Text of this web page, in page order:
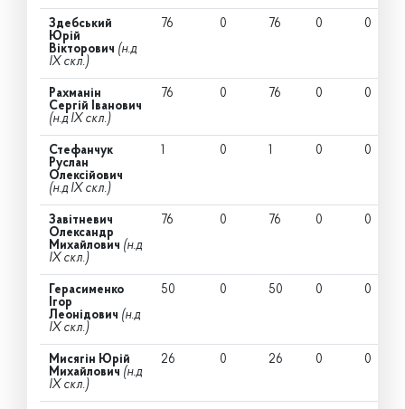
Здебський
Юрій
Вікторович (н.д
IX скл.)
76 0 76 0 0
Рахманін
Сергій Іванович
(н.д IX скл.)
76 0 76 0 0
Стефанчук
Руслан
Олексійович
(н.д IX скл.)
1 0 1 0 0
Завітневич
Олександр
Михайлович (н.д
IX скл.)
76 0 76 0 0
Герасименко
Ігор
Леонідович (н.д
IX скл.)
50 0 50 0 0
Мисягін Юрій
Михайлович (н.д
IX скл.)
26 0 26 0 0